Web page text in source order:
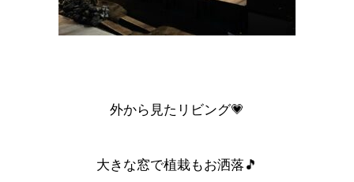
外から見たリビング💗
大きな窓で植栽もお洒落🎵